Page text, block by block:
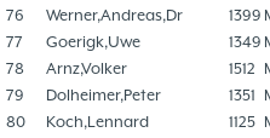
76
Werner,Andreas,Dr 1399
77
Goerigk,Uwe 1349
78
Arnz,Volker 1512
79
Dolheimer,Peter 1351
80
Koch,Lennard 1125